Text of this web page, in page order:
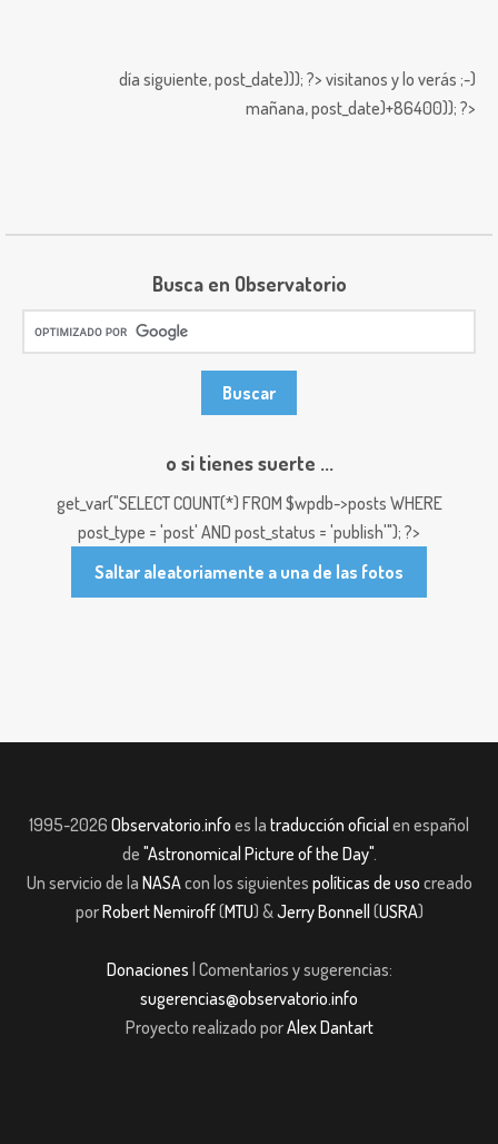
día siguiente,post_date))); ?> visitanos y lo verás ;-)
mañana,post_date)+86400)); ?>
Busca en Observatorio
o si tienes suerte ...
get_var("SELECT COUNT(*) FROM $wpdb->posts WHERE
post_type = 'post' AND post_status = 'publish'"); ?>
Saltar aleatoriamente a una de las fotos
1995-2026 Observatorio.info es la traducción oficial en español
de "Astronomical Picture of the Day".
Un servicio de la NASAcon los siguientes políticas de uso creado
porRobert Nemiroff(MTU) &Jerry Bonnell (USRA)
Donaciones | Comentarios y sugerencias:
sugerencias@observatorio.info
Proyecto realizado porAlex Dantart